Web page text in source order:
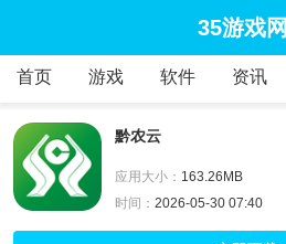
35游戏网
首页 游戏 软件 资讯
黔农云
应用大小： 163.26MB
时间： 2026-05-30 07:40